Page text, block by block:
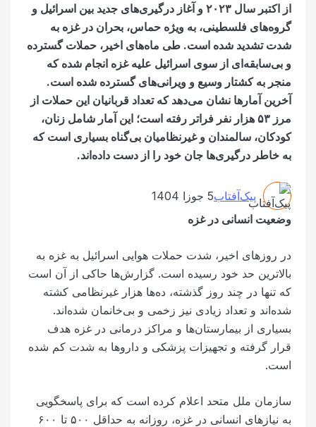
از اکتبر سال ۲۰۲۳ و آغاز درگیری‌های جدید بین اسرائیل و
گروه‌های فلسطینی، به ویژه حماس، بحران در غزه به
شدت تشدید شده است. طی ماه‌های اخیر، حملات گسترده
و بی‌سابقه‌ای از سوی اسرائیل علیه غزه انجام شده که
منجر به کشتار وسیع و ویرانی‌های گسترده شده است.
آخرین آمارها نشان می‌دهد که تعداد قربانیان این حملات از
مرز ۵۳ هزار نفر فراتر رفته است؛ این آمار شامل زنان،
کودکان، سالمندان و غیرنظامیان بی‌گناه بسیاری است که
به خاطر درگیری‌ها جان خود را از دست داده‌اند.
پیک‌آفتاب5 جوزا 1404
وضعیت انسانی در غزه
در روزهای اخیر، شدت حملات هوایی اسرائیل به غزه به
بالاترین حد خود رسیده است. گزارش‌ها حاکی از آن است
که تنها در چند روز گذشته، ده‌ها هزار غیرنظامی کشته
شده‌اند و تعداد زیادی نیز زخمی و بی‌خانمان شده‌اند.
بسیاری از بیمارستان‌ها و مراکز درمانی در غزه هدف
قرار گرفته و تجهیزات پزشکی و داروها به شدت کم شده
است.
سازمان ملل متحد اعلام کرده است که برای پاسخگویی
به نیازهای انسانی در غزه، روزانه به حداقل ۵۰۰ تا ۶۰۰